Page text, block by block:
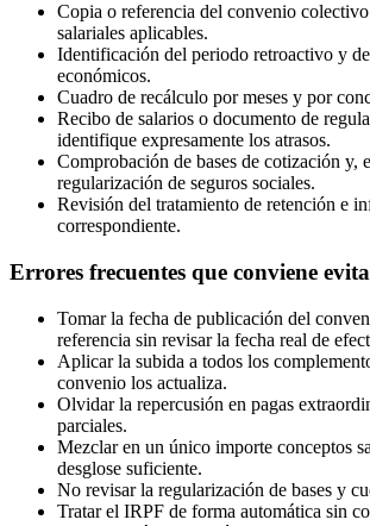
Copia o referencia del convenio
salariales aplicables.
Identificación del periodo retroactivo y
económicos.
Cuadro de recálculo por meses y por
Recibo de salarios o documento de
identifique expresamente los atrasos.
Comprobación de bases de cotización y,
regularización de seguros sociales.
Revisión del tratamiento de retención e
correspondiente.
Errores frecuentes que conviene
Tomar la fecha de publicación del
referencia sin revisar la fecha real de
Aplicar la subida a todos los
convenio los actualiza.
Olvidar la repercusión en pagas
parciales.
Mezclar en un único importe conceptos
desglose suficiente.
No revisar la regularización de bases y
Tratar el IRPF de forma automática sin